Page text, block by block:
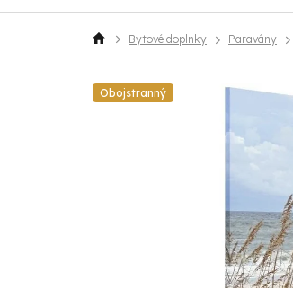
DomovBytové doplnky Paravány
Obojstranný